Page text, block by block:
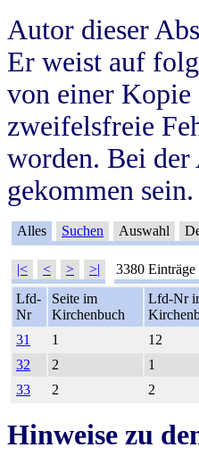
Autor dieser
Er weist auf
von einer Kopie
zweifelsfreie
worden. Bei der
gekommen
Alles Suchen Auswahl
|< < > >| 3380 Einträge
Lfd-
Nr
Seite im
Kirchenbuch
Lfd-Nr
31
1 12
32
2 1
33
2 2
Hinweise zu